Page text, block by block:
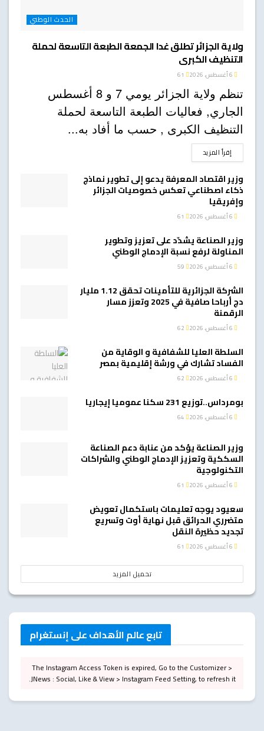
الحدث الوطني
ولاية الجزائر تطلق غدا الجمعة الطبعة التاسعة لحملة
التنظيف الكبرى
تنظم ولاية الجزائر يومي 7 و 8 أغسطس
الجاري, فعاليات الطبعة التاسعة لحملة
التنظيف الكبرى , حسب ما أفاد به...
إقرأ المزيدDETAILS
وزير اقتصاد المعرفة يدعو إلى تطوير نماذج
ذكاء اصطناعي تعكس خصوصيات الجزائر
وإفريقيا
وزير الصناعة يشدّد على تعزيز وتطوير
المناولة لرفع نسبة الإدماج الوطني
الشركة الجزائرية للتأمينات تحقق 1.12 مليار
دج أرباحا صافية في 2025 وتعزز مسار
الرقمنة
السلطة العليا للشفافية و الوقاية من
الفساد تشارك في ورشة إقليمية بمصر
بومرداس..توزيع 231 سكنا عموميا إيجاريا
وزير الصناعة يؤكد من عنابة دعم الصناعة
السككية وتعزيز الإدماج الوطني والشراكات
التكنولوجية
سعيود يوجه تعليمات باستكمال تعويض
متضرري الحرائق قبل نهاية أوت وتسريع
تجديد حظيرة النقل
تحميل المزيد
تابع عالم الأهداف على إنستغرام
The Instagram Access Token is expired, Go to the Customizer >
JNews : Social, Like & View > Instagram Feed Setting, to refresh it.